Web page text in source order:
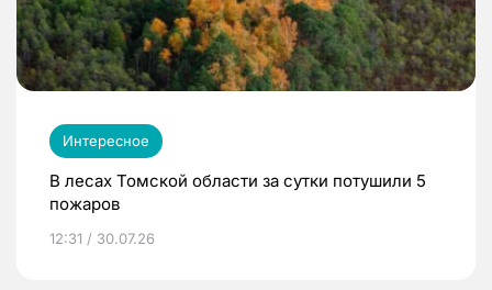
Интересное
В лесах Томской области за сутки потушили 5
пожаров
12:31 / 30.07.26